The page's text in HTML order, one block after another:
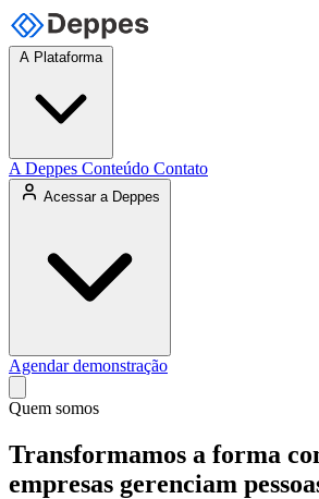
A Plataforma
A Deppes Conteúdo Contato
Agendar demonstração
Quem somos
Transformamos a forma
empresas gerenciam